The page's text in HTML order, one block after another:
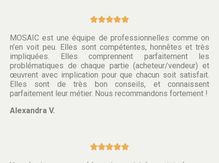

MOSAIC est une équipe de professionnelles comme on
n’en voit peu. Elles sont compétentes, honnêtes et très
impliquées. Elles comprennent parfaitement les
problématiques de chaque partie (acheteur/vendeur) et
œuvrent avec implication pour que chacun soit satisfait.
Elles sont de très bon conseils, et connaissent
parfaitement leur métier. Nous recommandons fortement !
Alexandra V.
